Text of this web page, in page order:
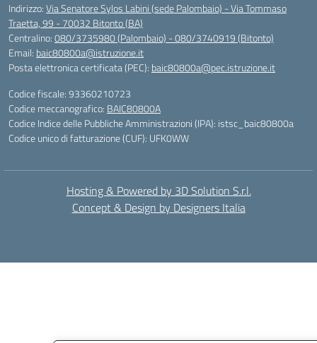
Indirizzo:Via Senatore Sylos Labini (sede Palombaio) - Via Tommaso
Traetta, 99 - 70032 Bitonto (BA)
Centralino:080/3735980 (Palombaio) - 080/3740919 (Bitonto)
Email: baic80800a@istruzione.it
Posta elettronica certificata (PEC): baic80800a@pec.istruzione.it
Codice fiscale: 93360210723
Codice meccanografico: BAIC80800A
Codice Indice delle Pubbliche Amministrazioni (IPA): istsc_baic80800a
Codice unico di fatturazione (CUF): UFK0WW
Hosting & Powered by 3D Solution S.r.l.
Concept & Design by Designers Italia